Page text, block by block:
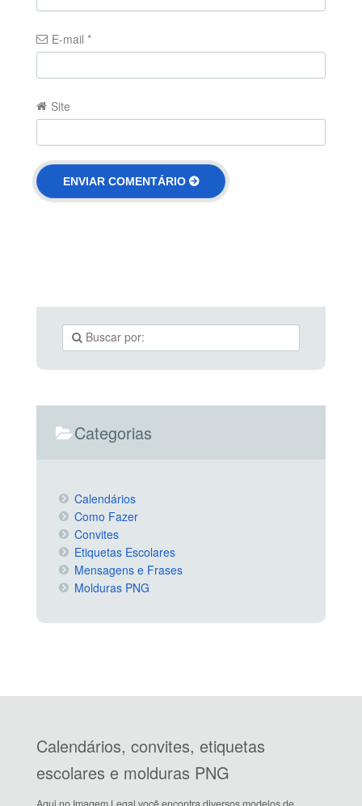
E-mail *
Site
Categorias
Calendários
Como Fazer
Convites
Etiquetas Escolares
Mensagens e Frases
Molduras PNG
Calendários, convites, etiquetas
escolares e molduras PNG